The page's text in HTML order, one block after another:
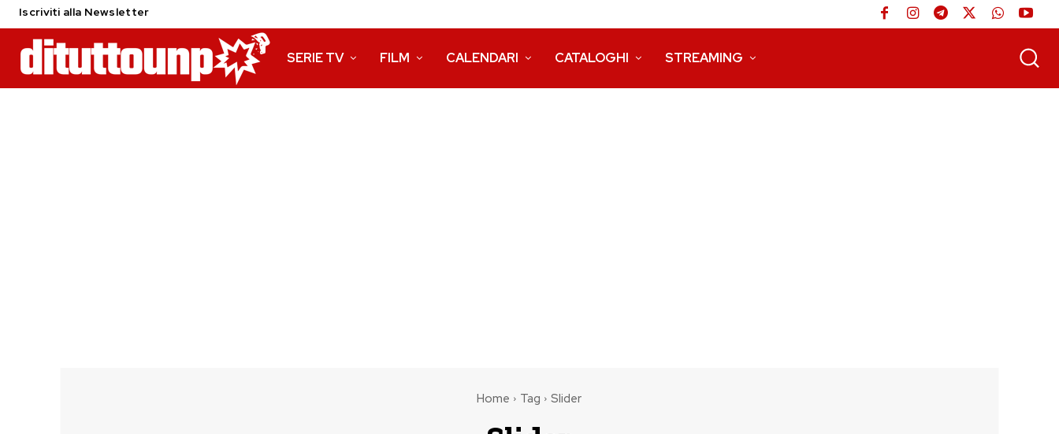
Iscriviti alla Newsletter
SERIE TV FILM CALENDARI CATALOGHI STREAMING
Home Tag Slider